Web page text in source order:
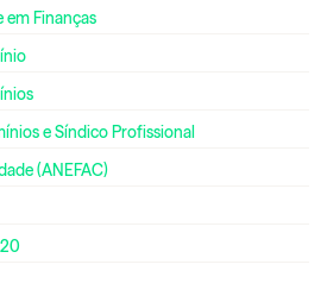
Finanças
e Síndico Profissional
(ANEFAC)